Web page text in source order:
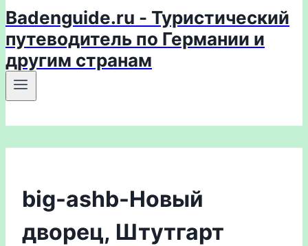
Badenguide.ru - Туристический
путеводитель по Германии и
другим странам
big-ashb-Новый
дворец, Штутгарт